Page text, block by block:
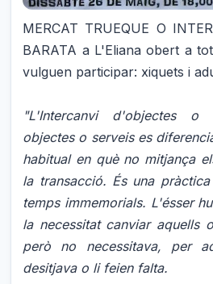
MERCAT TRUEQUE O
BARATA a L'Eliana obert a
vulguen participar: xiquets i
"L'Intercanvi d'objectes
objectes o serveis es
habitual en què no mitjança
la transacció. És una
temps immemorials. L'ésser
la necessitat canviar aquells
però no necessitava, per
desitjava o li feien falta.